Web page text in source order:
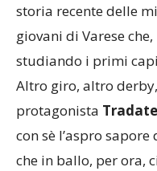
storia recente delle
giovani di Varese
studiando i primi
Altro giro, altro
protagonista
con sè l’aspro
che in ballo, per ora,